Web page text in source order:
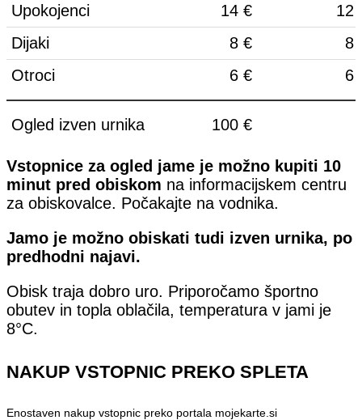
Upokojenci
14 €
12
Dijaki
8 €
8
Otroci
6 € 6
Ogled izven urnika 100 €
Vstopnice za ogled jame je možno kupiti 10
minut pred obiskom na informacijskem centru
za obiskovalce. Počakajte na vodnika.
Jamo je možno obiskati tudi izven urnika, po
predhodni najavi.
Obisk traja dobro uro. Priporočamo športno
obutev in topla oblačila, temperatura v jami je
8°C.
NAKUP VSTOPNIC PREKO SPLETA
Enostaven nakup vstopnic preko portala mojekarte.si